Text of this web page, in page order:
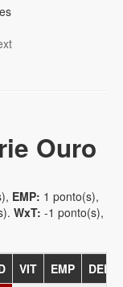
Ouro
EMP: 1 ponto(s),
WxT: -1 ponto(s),
VIT EMP
DER